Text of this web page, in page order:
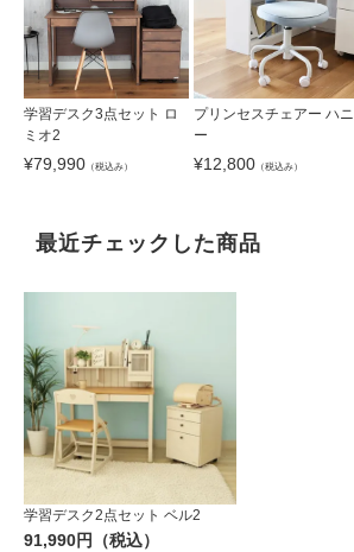
学習デスク3点セット ロ
ミオ2
¥79,990 （税込み）
プリンセスチェアー ハニ
ー
¥12,800 （税込み）
最近チェックした商品
学習デスク2点セット ベル2
91,990円（税込）